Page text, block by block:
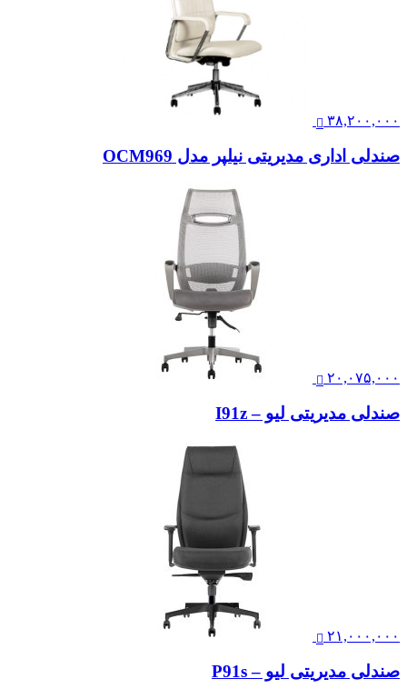
۳۸,۲۰۰,۰۰۰
صندلی اداری مدیریتی نیلپر مدل OCM969
۲۰,۰۷۵,۰۰۰
صندلی مدیریتی لیو – I91z
۲۱,۰۰۰,۰۰۰
صندلی مدیریتی لیو – P91s